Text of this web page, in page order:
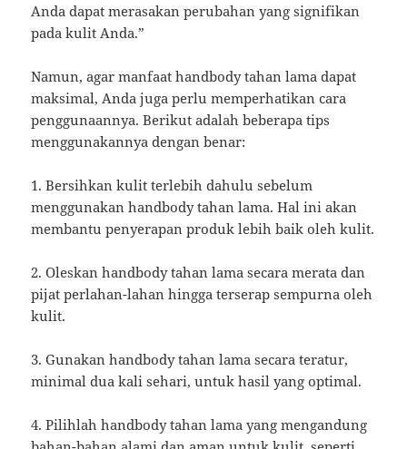
Anda dapat merasakan perubahan yang signifikan
pada kulit Anda.”
Namun, agar manfaat handbody tahan lama dapat
maksimal, Anda juga perlu memperhatikan cara
penggunaannya. Berikut adalah beberapa tips
menggunakannya dengan benar:
1. Bersihkan kulit terlebih dahulu sebelum
menggunakan handbody tahan lama. Hal ini akan
membantu penyerapan produk lebih baik oleh kulit.
2. Oleskan handbody tahan lama secara merata dan
pijat perlahan-lahan hingga terserap sempurna oleh
kulit.
3. Gunakan handbody tahan lama secara teratur,
minimal dua kali sehari, untuk hasil yang optimal.
4. Pilihlah handbody tahan lama yang mengandung